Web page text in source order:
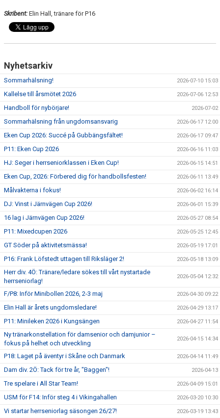
Skribent: Elin Hall, tränare för P16
Nyhetsarkiv
Sommarhälsning! 2026-07-10 15:03
Kallelse till årsmötet 2026 2026-07-06 12:53
Handboll för nybörjare! 2026-07-02
Sommarhälsning från ungdomsansvarig 2026-06-17 12:00
Eken Cup 2026: Succé på Gubbängsfältet! 2026-06-17 09:47
P11: Eken Cup 2026 2026-06-16 11:03
HJ: Seger i herrseniorklassen i Eken Cup! 2026-06-15 14:51
Eken Cup, 2026: Förbered dig för handbollsfesten! 2026-06-11 13:49
Målvakterna i fokus! 2026-06-02 16:14
DJ: Vinst i Järnvägen Cup 2026! 2026-06-01 15:39
16 lag i Järnvägen Cup 2026! 2026-05-27 08:54
P11: Mixedcupen 2026 2026-05-25 12:45
GT Söder på aktivitetsmässa! 2026-05-19 17:01
P16: Frank Löfstedt uttagen till Riksläger 2! 2026-05-18 13:09
Herr div. 4Ö: Tränare/ledare sökes till vårt nystartade
herrseniorlag!
2026-05-04 12:32
F/P8: Inför Minibollen 2026, 2-3 maj 2026-04-30 09:22
Elin Hall är årets ungdomsledare! 2026-04-29 13:17
P11: Minileken 2026 i Kungsängen 2026-04-27 11:54
Ny tränarkonstellation för damsenior och damjunior –
fokus på helhet och utveckling
2026-04-15 14:34
P18: Laget på äventyr i Skåne och Danmark 2026-04-14 11:49
Dam div. 2Ö: Tack för tre år, "Baggen"! 2026-04-13
Tre spelare i All Star Team! 2026-04-09 15:01
USM för F14: Inför steg 4 i Vikingahallen 2026-03-20 10:30
Vi startar herrseniorlag säsongen 26/27! 2026-03-19 13:43